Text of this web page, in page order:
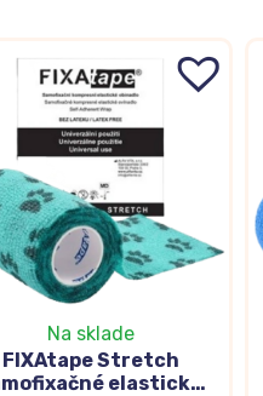
Na sklade
FIXAtape Stretch
elastické